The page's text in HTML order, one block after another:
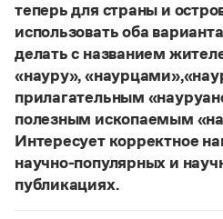
Все книги
Страница ответа
теперь для страны и
использовать оба
делать с названием
«науру»,
прилагательным
полезным ископаемым
Интересует корректное
научно-популярных и
публикациях.
Изменение касается